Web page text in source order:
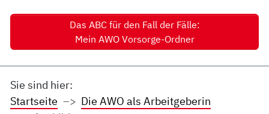
Das ABC für den Fall der Fälle:
Mein AWO Vorsorge-Ordner
Sie sind hier:
Startseite
Die AWO als Arbeitgeberin